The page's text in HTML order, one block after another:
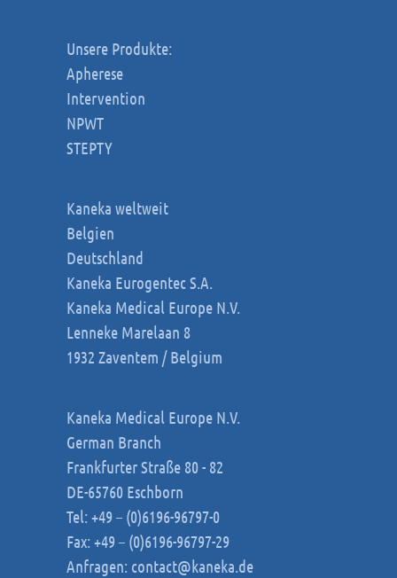
Unsere Produkte:
Apherese
Intervention
NPWT
STEPTY
Kaneka weltweit
Belgien
Deutschland
Kaneka Eurogentec S.A.
Kaneka Medical Europe N.V.
Lenneke Marelaan 8
1932 Zaventem / Belgium
Kaneka Medical Europe N.V.
German Branch
Frankfurter Straße 80 - 82
DE-65760 Eschborn
Tel: +49 – (0)6196-96797-0
Fax: +49 – (0)6196-96797-29
Anfragen: contact@kaneka.de